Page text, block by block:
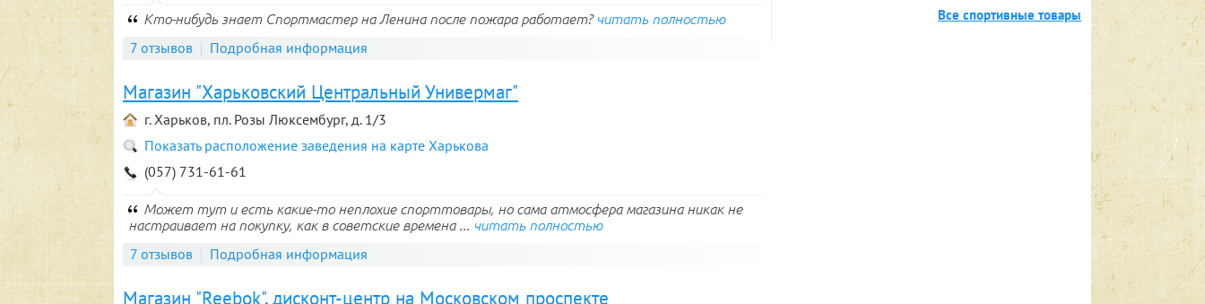
Кто-нибудь знает Спортмастер на Ленина после пожара работает? читать полностью
7 отзывов Подробная информация
Магазин "Харьковский Центральный Универмаг"
г. Харьков, пл. Розы Люксембург, д. 1/3
Показать расположение заведения на карте Харькова
(057) 731-61-61
Может тут и есть какие-то неплохие спорттовары, но сама атмосфера магазина никак не
настраивает на покупку, как в советские времена ... читать полностью
7 отзывов Подробная информация
Магазин "Reebok", дисконт-центр на Московском проспекте
Все спортивные товары